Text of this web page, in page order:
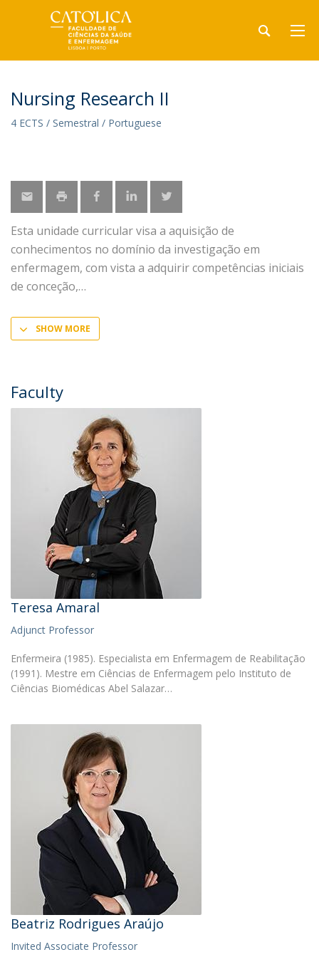
Nursing Research II
4 ECTS / Semestral / Portuguese
Esta unidade curricular visa a aquisição de
conhecimentos no domínio da investigação em
enfermagem, com vista a adquirir competências iniciais
de conceção,
SHOW MORE
Faculty
Teresa Amaral
Adjunct Professor
Enfermeira (1985). Especialista em Enfermagem de Reabilitação
(1991). Mestre em Ciências de Enfermagem pelo Instituto de
Ciências Biomédicas Abel Salazar…
Beatriz Rodrigues Araújo
Invited Associate Professor